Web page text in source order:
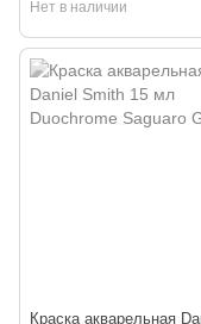
Нет в наличии
Краска акварельная